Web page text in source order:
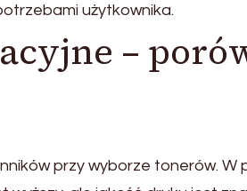
użytkownika.
–
przy wyborze tonerów. W